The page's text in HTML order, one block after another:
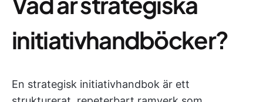
initiativhandböcker?
En strategisk initiativhandbok är ett